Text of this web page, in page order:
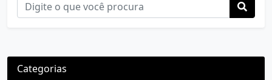
Categorias